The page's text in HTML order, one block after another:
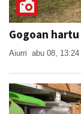
Gogoan
Aiurri abu 08, 13:24